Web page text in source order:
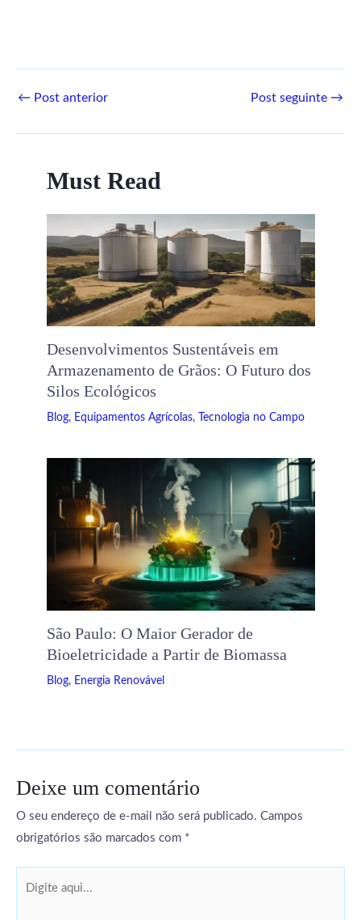
← Post anterior Post seguinte →
Must Read
Desenvolvimentos Sustentáveis ​​em
Armazenamento de Grãos: O Futuro dos
Silos Ecológicos
Blog, Equipamentos Agrícolas, Tecnologia no Campo
São Paulo: O Maior Gerador de
Bioeletricidade a Partir de Biomassa
Blog, Energia Renovável
Deixe um comentário
O seu endereço de e-mail não será publicado. Campos
obrigatórios são marcados com *